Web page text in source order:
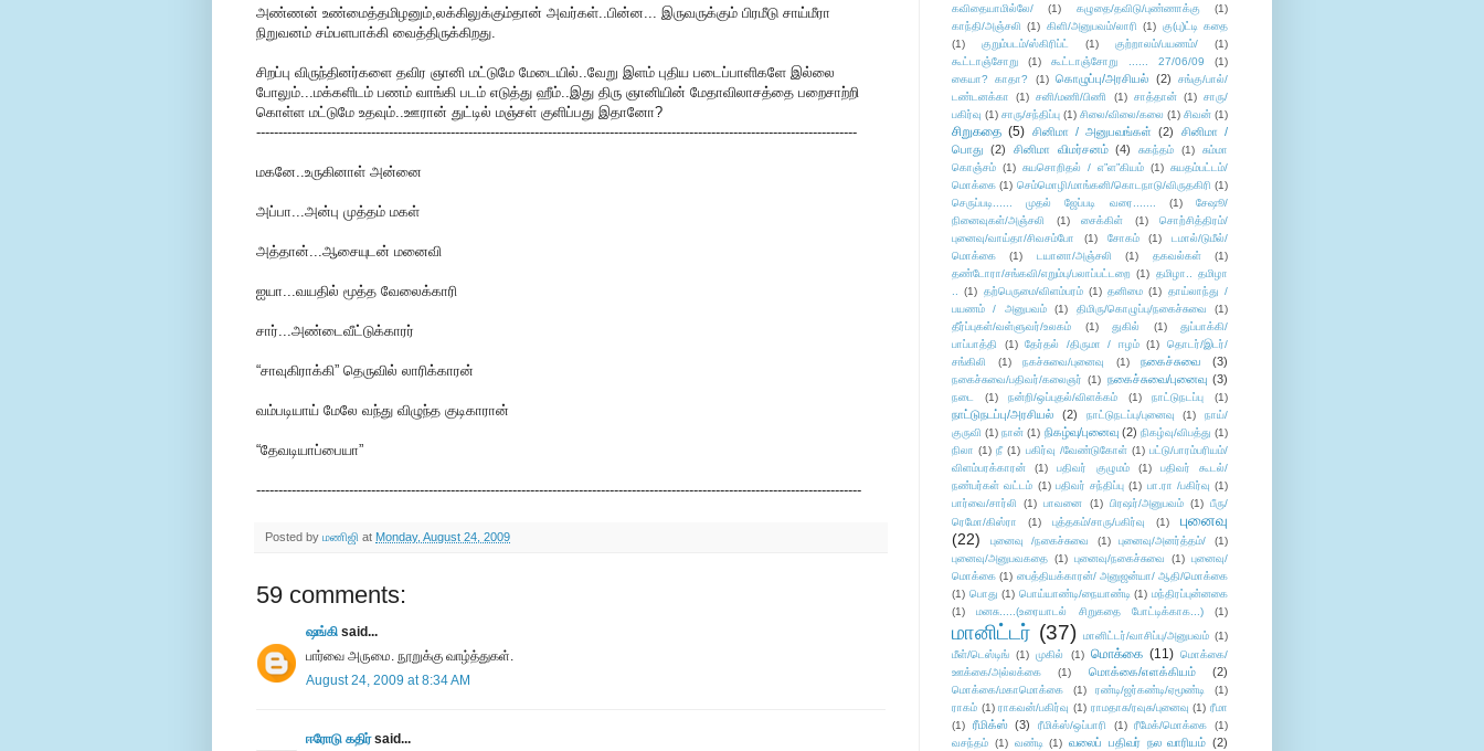
அண்ணன் உண்மைத்தமிழனும்,லக்கிலுக்கும்தான் அவர்கள்..பின்ன... இருவருக்கும் பிரமீடு சாய்மீரா
நிறுவனம் சம்பளபாக்கி வைத்திருக்கிறது.
சிறப்பு விருந்தினர்களை தவிர ஞானி மட்டுமே மேடையில்..வேறு இளம் புதிய படைப்பாளிகளே இல்லை
போலும்...மக்களிடம் பணம் வாங்கி படம் எடுத்து ஹீம்..இது திரு ஞானியின் மேதாவிலாசத்தை பறைசாற்றி
கொள்ள மட்டுமே உதவும்..ஊரான் துட்டில் மஞ்சள் குளிப்பது இதானோ?
----------------------------------------------------------------------------------------------------------------------------------------
மகனே..உருகினாள் அன்னை
அப்பா...அன்பு முத்தம் மகள்
அத்தான்...ஆசையுடன் மனைவி
ஐயா...வயதில் மூத்த வேலைக்காரி
சார்...அண்டைவீட்டுக்காரர்
“சாவுகிராக்கி” தெருவில் லாரிக்காரன்
வம்படியாய் மேலே வந்து விழுந்த குடிகாரான்
“தேவடியாப்பையா”
-----------------------------------------------------------------------------------------------------------------------------------------
Posted by மணிஜி at Monday, August 24, 2009
59 comments:
ஷங்கி said...
பார்வை அருமை. நூறுக்கு வாழ்த்துகள்.
August 24, 2009 at 8:34 AM
ஈரோடு கதிர்said...
கவிதையாமில்லே/
(1) கழுதை/தவிடு/புண்ணாக்கு
(1)
காந்தி/அஞ்சலி (1) கிளி/அனுபவம்/லாரி (1) கு(பு)ட்டி கதை
(1)
குறும்படம்/ஸ்கிரிப்ட் (1) குற்றாலம்/பயணம்/
(1)
கூட்டாஞ்சோறு
(1) கூட்டாஞ்சோறு ...... 27/06/09
(1)
கையா? காதா?
(1) கொழுப்பு/அரசியல் (2)
சங்கு/பால்/
டண்டனக்கா
(1) சனி/மணி/பிணி (1) சாத்தான் (1) சாரு/
பகிர்வு (1) சாரு/சந்திப்பு (1) சிலை/விலை/கலை (1) சிவன் (1)
சிறுகதை (5) சினிமா / அனுபவங்கள் (2)
சினிமா /
பொது (2) சினிமா விமர்சனம் (4) சுகந்தம் (1)
சும்மா
கொஞ்சம் (1) சுயசொறிதல் / எ”ள”கியம் (1) சுயதம்பட்டம்/
மொக்கை (1) செம்மொழி/மாங்கனி/கொடநாடு/விருதகிரி (1)
செருப்படி...... முதல் ஜேப்படி வரை.......
(1)
சேஷூ/
நினைவுகள்/அஞ்சலி
(1) சைக்கிள் (1)
சொற்சித்திரம்/
புனைவு/வாய்தா/சிவசம்போ
(1) சோகம் (1)
டமால்/டுமீல்/
மொக்கை
(1) டயானா/அஞ்சலி (1) தகவல்கள்
(1)
தண்டோரா/சங்கவி/எறும்பு/பலாப்பட்டறை (1) தமிழா.. தமிழா
.. (1) தற்பெருமை/விளம்பரம் (1) தனிமை (1) தாய்லாந்து /
பயணம் / அனுபவம்
(1) திமிரு/கொழுப்பு/நகைச்சுவை
(1)
தீர்ப்புகள்/வள்ளுவர்/உலகம்
(1) துகில் (1)
துப்பாக்கி/
பாப்பாத்தி
(1) தேர்தல் /திருமா / ஈழம் (1)
தொடர்/இடர்/
சங்கிலி
(1) நகச்சுவை/புனைவு (1) நகைச்சுவை (3)
நகைச்சுவை/பதிவர்/கலைஞர் (1) நகைச்சுவை/புனைவு (3)
நடை (1) நன்றி/ஒப்புதல்/விளக்கம் (1) நாட்டுநடப்பு (1)
நாட்டுநடப்பு/அரசியல் (2) நாட்டுநடப்பு/புனைவு (1)
நாய்/
குருவி (1) நான் (1) நிகழ்வு/புனைவு (2) நிகழ்வு/விபத்து (1)
நிலா (1) நீ (1) பகிர்வு /வேண்டுகோள் (1) பட்டு/பாரம்பரியம்/
விளம்பரக்காரன்
(1) பதிவர் குழுமம் (1)
பதிவர் கூடல்/
நண்பர்கள் வட்டம் (1) பதிவர் சந்திப்பு (1) பா.ரா /பகிர்வு (1)
பார்வை/சார்லி
(1) பாவனை (1) பிரஷர்/அனுபவம் (1) பீரு/
ரெமோ/கிஸ்ரா
(1) புத்தகம்/சாரு/பகிர்வு (1)
புனைவு
(22)
புனைவு /நகைச்சுவை (1) புனைவு/அனர்த்தம்/
(1)
புனைவு/அனுபவகதை (1) புனைவு/நகைச்சுவை (1) புனைவு/
மொக்கை (1) பைத்தியக்காரன்/ அனுஜன்யா/ ஆதி/மொக்கை
(1) பொது (1) பொய்யாண்டி/நையாண்டி (1) மந்திரப்புன்னகை
(1)
மனசு.....(உரையாடல் சிறுகதை போட்டிக்காக...) (1)
மானிட்டர் (37) மானிட்டர்/வாசிப்பு/அனுபவம் (1)
மீள்/டெஸ்டிங் (1) முகில் (1) மொக்கை (11) மொக்கை/
ஊக்கை/அல்லக்கை
(1) மொக்கை/எளக்கியம் (2)
மொக்கை/மகாமொக்கை (1) ரண்டி/ஜர்கண்டி/ஏமூண்டி
(1)
ராகம் (1) ராகவன்/பகிர்வு (1) ராமதாசு/ரவுசு/புனைவு (1) ரீமா
(1)
ரீமிக்ஸ் (3) ரீமிக்ஸ்/ஒப்பாரி (1) ரீமேக்/மொக்கை
(1)
வசந்தம் (1) வண்டி (1) வலைப் பதிவர் நல வாரியம் (2)